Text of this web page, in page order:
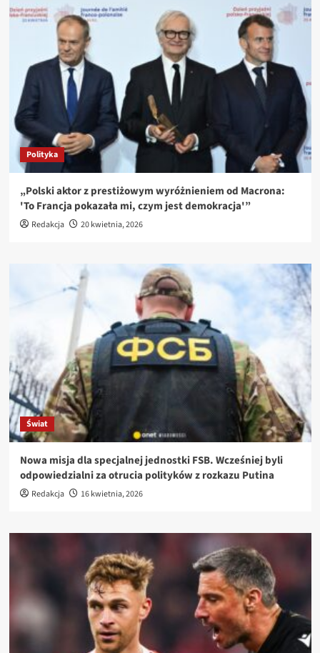
Polityka
„Polski aktor z prestiżowym wyróżnieniem od Macrona:
'To Francja pokazała mi, czym jest demokracja'”
Redakcja 20 kwietnia, 2026
Świat
Nowa misja dla specjalnej jednostki FSB. Wcześniej byli
odpowiedzialni za otrucia polityków z rozkazu Putina
Redakcja 16 kwietnia, 2026